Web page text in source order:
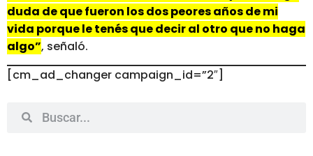
duda de que fueron los dos peores años de mi
vida porque le tenés que decir al otro que no haga
algo”, señaló.
[cm_ad_changer campaign_id=”2″]